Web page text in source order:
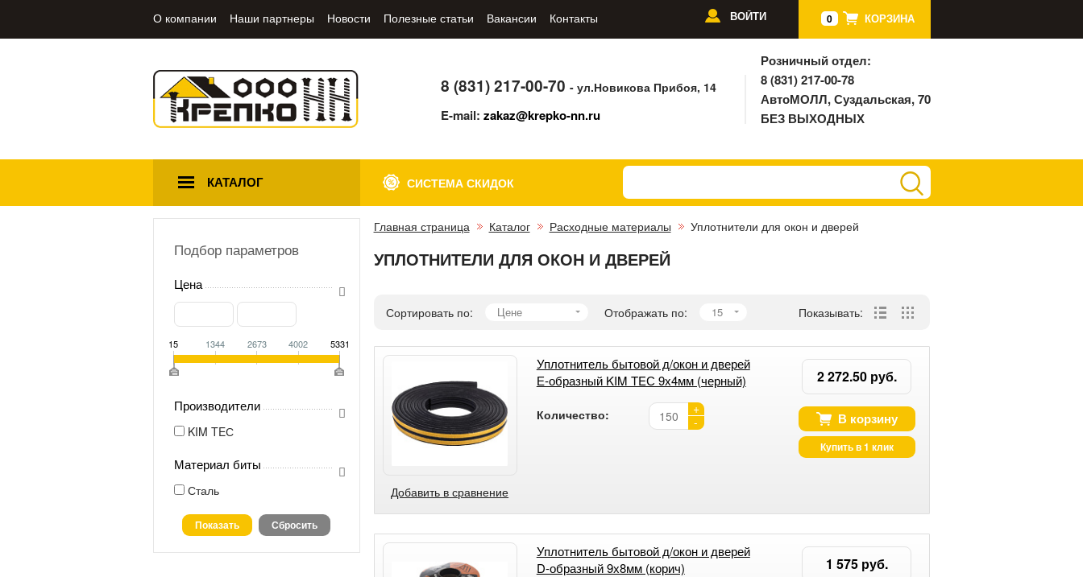
О компании Наши партнеры Новости Полезные статьи Вакансии Контакты 0 КОРЗИНА
ВОЙТИ
8 (831) 217-00-70- ул.Новикова Прибоя, 14
E-mail:zakaz@krepko-nn.ru
Розничный отдел:
8 (831) 217-00-78
АвтоМОЛЛ, Суздальская, 70
БЕЗ ВЫХОДНЫХ
КАТАЛОГ СИСТЕМА СКИДОК
Подбор параметров
Цена
15 1344 2673 4002 5331
Производители
KIM TEС
Материал биты
Сталь
Главная страница Каталог Расходные материалы Уплотнители для окон и дверей
УПЛОТНИТЕЛИ ДЛЯ ОКОН И ДВЕРЕЙ
Сортировать по: Цене Отображать по: 15 Показывать:
Добавить в сравнение
Уплотнитель бытовой д/окон и дверей
Е-образный KIM TEС 9х4мм (черный)
Количество:
+
-
2 272.50 руб.
В корзину
Купить в 1 клик
Уплотнитель бытовой д/окон и дверей
D-образный 9х8мм (корич)
1 575 руб.